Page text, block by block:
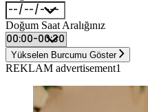
Doğum Saat Aralığınız
Yükselen Burcumu Göster
REKLAM advertisement1